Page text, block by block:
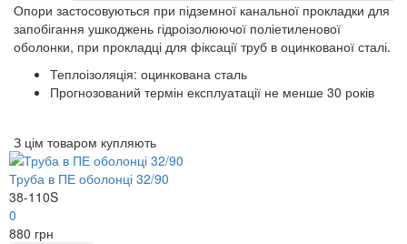
Опори застосовуються при підземної канальної прокладки для
запобігання ушкоджень гідроізолюючої поліетиленової
оболонки, при прокладці для фіксації труб в оцинкованої сталі.
Теплоізоляція: оцинкована сталь
Прогнозований термін експлуатації не менше 30 років
З цім товаром купляють
Труба в ПЕ оболонці 32/90
38-110S
0
880 грн